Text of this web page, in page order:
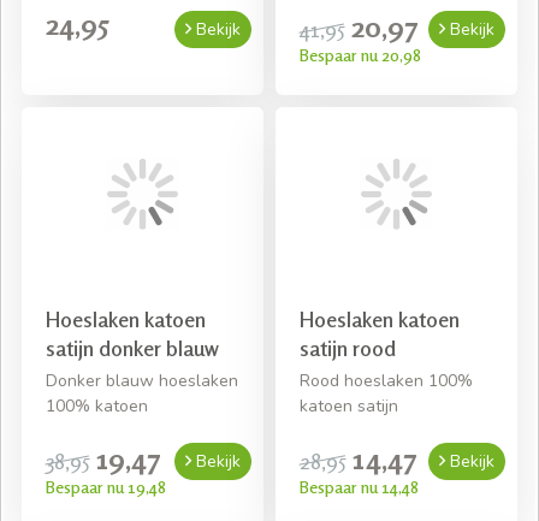
24,95 Bekijk 41,95 20,97
Bespaar nu 20,98
Bekijk
Hoeslaken katoen
satijn donker blauw
Donker blauw hoeslaken
100% katoen
38,95 19,47
Bespaar nu 19,48
Bekijk
Hoeslaken katoen
satijn rood
Rood hoeslaken 100%
katoen satijn
28,95 14,47
Bespaar nu 14,48
Bekijk